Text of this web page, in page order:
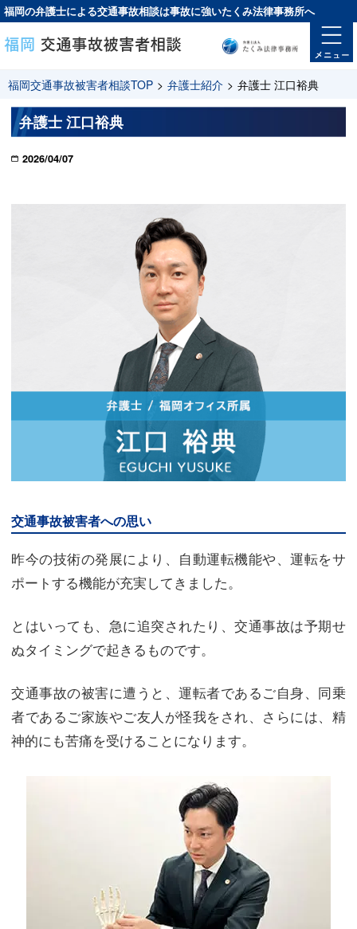
福岡の弁護士による交通事故相談は事故に強いたくみ法律事務所へ
福岡交通事故被害者相談TOP > 弁護士紹介 > 弁護士 江口裕典
弁護士 江口裕典
2026/04/07
交通事故被害者への思い
昨今の技術の発展により、自動運転機能や、運転をサ
ポートする機能が充実してきました。
とはいっても、急に追突されたり、交通事故は予期せ
ぬタイミングで起きるものです。
交通事故の被害に遭うと、運転者であるご自身、同乗
者であるご家族やご友人が怪我をされ、さらには、精
神的にも苦痛を受けることになります。